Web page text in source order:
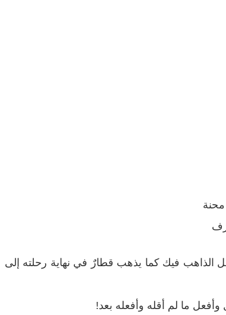
الذاهب فيك كما يذهب قطارٌ في نهاية رحلته إلى
وأفعل ما لم أقله وأفعله بعد!